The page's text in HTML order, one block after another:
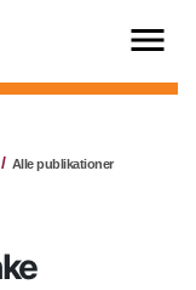
Alle publikationer